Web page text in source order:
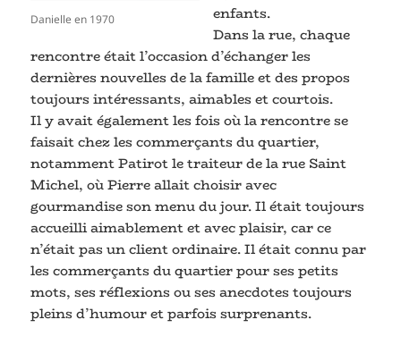
Danielle en 1970
enfants.
Dans la rue, chaque
rencontre était l’occasion d’échanger les
dernières nouvelles de la famille et des propos
toujours intéressants, aimables et courtois.
Il y avait également les fois où la rencontre se
faisait chez les commerçants du quartier,
notamment Patirot le traiteur de la rue Saint
Michel, où Pierre allait choisir avec
gourmandise son menu du jour. Il était toujours
accueilli aimablement et avec plaisir, car ce
n’était pas un client ordinaire. Il était connu par
les commerçants du quartier pour ses petits
mots, ses réflexions ou ses anecdotes toujours
pleins d’humour et parfois surprenants.